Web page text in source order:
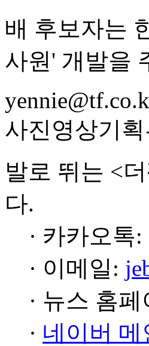
배 후보자는
사원' 개발을
사진영상기
발로 뛰는 <
다.
· 카카오톡
· 이메일:
· 뉴스 홈
· 네이버